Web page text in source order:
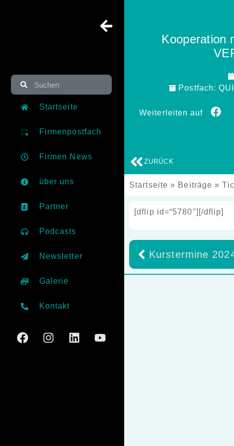
Startseite
Firmenpostfach
Firmen News
über uns
Partner
Podcasts
Newsletter
Galerie
Kontakt
Kooperation
Postfach:
Weiterleiten auf
ZURÜCK
Startseite » Beiträge »
[dflip id=“5780″][/dflip]
Kurstermine